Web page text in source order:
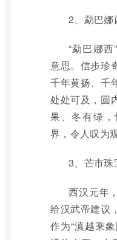
2、勐巴娜
“勐巴娜
意思。信步珍
千年黄扬、千
处处可及，圆
果、冬有绿
界，令人叹为观
3、芒市珠
西汉元年
给汉武帝建议
作为“滇越乘